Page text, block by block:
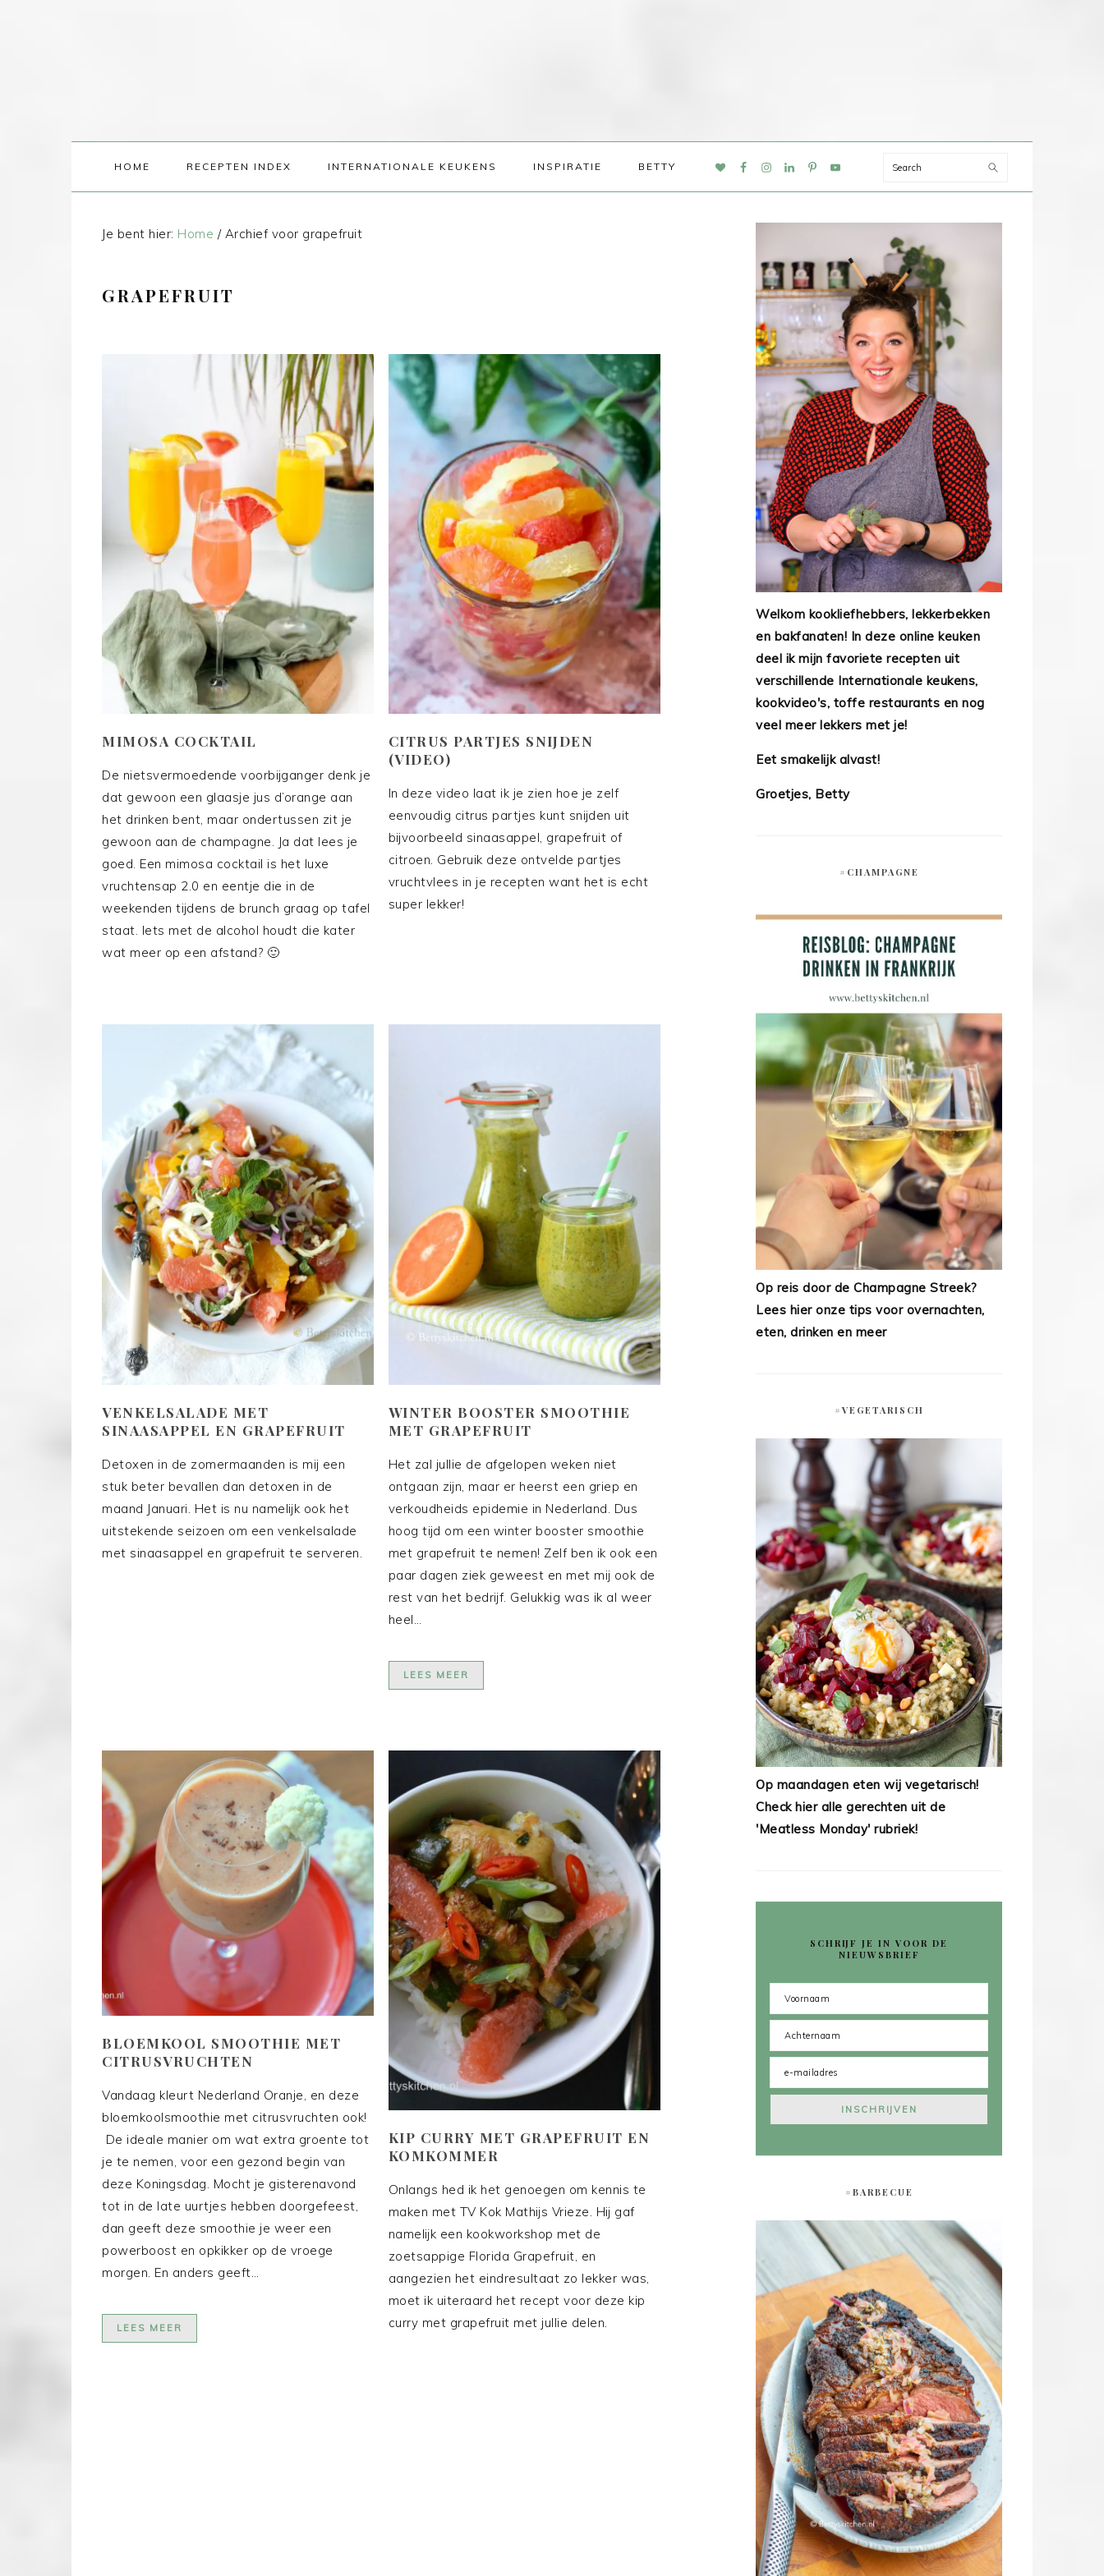
HOME RECEPTEN INDEX INTERNATIONALE KEUKENS INSPIRATIE BETTY
NAV
Search
Je bent hier: Home /Archief voor grapefruit
GRAPEFRUIT
MIMOSA COCKTAIL
De nietsvermoedende voorbijganger denk je
dat gewoon een glaasje jus d’orange aan
het drinken bent, maar ondertussen zit je
gewoon aan de champagne. Ja dat lees je
goed. Een mimosa cocktail is het luxe
vruchtensap 2.0 en eentje die in de
weekenden tijdens de brunch graag op tafel
staat. Iets met de alcohol houdt die kater
wat meer op een afstand? 🙂
CITRUS PARTJES SNIJDEN
(VIDEO)
In deze video laat ik je zien hoe je zelf
eenvoudig citrus partjes kunt snijden uit
bijvoorbeeld sinaasappel, grapefruit of
citroen. Gebruik deze ontvelde partjes
vruchtvlees in je recepten want het is echt
super lekker!
VENKELSALADE MET
SINAASAPPEL EN GRAPEFRUIT
Detoxen in de zomermaanden is mij een
stuk beter bevallen dan detoxen in de
maand Januari. Het is nu namelijk ook het
uitstekende seizoen om een venkelsalade
met sinaasappel en grapefruit te serveren.
WINTER BOOSTER SMOOTHIE
MET GRAPEFRUIT
Het zal jullie de afgelopen weken niet
ontgaan zijn, maar er heerst een griep en
verkoudheids epidemie in Nederland. Dus
hoog tijd om een winter booster smoothie
met grapefruit te nemen! Zelf ben ik ook een
paar dagen ziek geweest en met mij ook de
rest van het bedrijf. Gelukkig was ik al weer
heel…
LEES MEER
BLOEMKOOL SMOOTHIE MET
CITRUSVRUCHTEN
Vandaag kleurt Nederland Oranje, en deze
bloemkoolsmoothie met citrusvruchten ook!
De ideale manier om wat extra groente tot
je te nemen, voor een gezond begin van
deze Koningsdag. Mocht je gisterenavond
tot in de late uurtjes hebben doorgefeest,
dan geeft deze smoothie je weer een
powerboost en opkikker op de vroege
morgen. En anders geeft…
LEES MEER
KIP CURRY MET GRAPEFRUIT EN
KOMKOMMER
Onlangs hed ik het genoegen om kennis te
maken met TV Kok Mathijs Vrieze. Hij gaf
namelijk een kookworkshop met de
zoetsappige Florida Grapefruit, en
aangezien het eindresultaat zo lekker was,
moet ik uiteraard het recept voor deze kip
curry met grapefruit met jullie delen.
Welkom kookliefhebbers, lekkerbekken
en bakfanaten! In deze online keuken
deel ik mijn favoriete recepten uit
verschillende Internationale keukens,
kookvideo's, toffe restaurants en nog
veel meer lekkers met je!
Eet smakelijk alvast!
Groetjes, Betty
#CHAMPAGNE
Op reis door de Champagne Streek?
Lees hier onze tips voor overnachten,
eten, drinken en meer
#VEGETARISCH
Op maandagen eten wij vegetarisch!
Check hier alle gerechten uit de
'Meatless Monday' rubriek!
SCHRIJF JE IN VOOR DE
NIEUWSBRIEF
#BARBECUE